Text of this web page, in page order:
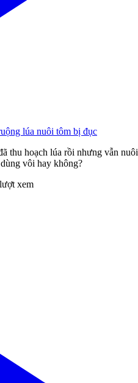
lúa nuôi tôm bị đục
thu hoạch lúa rồi nhưng vẫn nuôi
vôi hay không?
xem